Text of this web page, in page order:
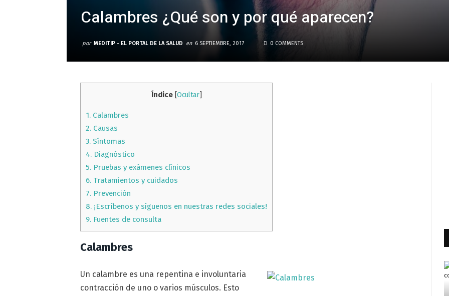
Calambres ¿Qué son y por qué aparecen?
por MEDITIP - EL PORTAL DE LA SALUD en 6 SEPTIEMBRE, 2017 0 COMMENTS
Índice Ocultar]
1. Calambres
2. Causas
3. Síntomas
4. Diagnóstico
5. Pruebas y exámenes clínicos
6. Tratamientos y cuidados
7. Prevención
8. ¡Escríbenos y síguenos en nuestras redes sociales!
9. Fuentes de consulta
Calambres
Un calambre es una repentina e involuntaria
contracción de uno o varios músculos. Esto